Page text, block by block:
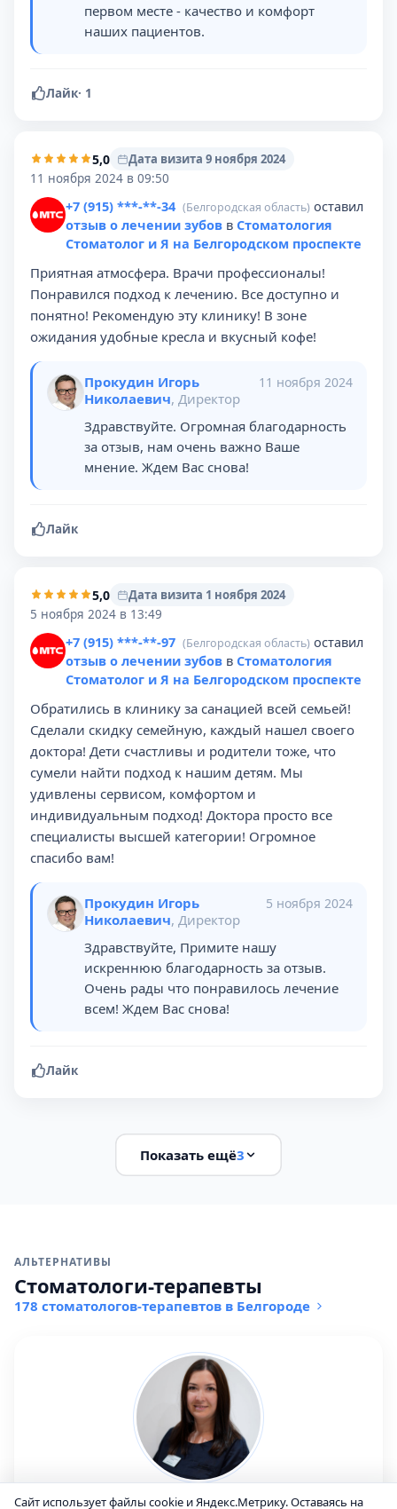
первом месте - качество и комфорт
наших пациентов.
Лайк· 1
5,0
Дата визита 9 ноября 2024
11 ноября 2024 в 09:50
+7 (915) ***-**-34 (Белгородская область) оставил
отзыв о лечении зубов в Стоматология
Стоматолог и Я на Белгородском проспекте
Приятная атмосфера. Врачи профессионалы!
Понравился подход к лечению. Все доступно и
понятно! Рекомендую эту клинику! В зоне
ожидания удобные кресла и вкусный кофе!
Прокудин Игорь
Николаевич, Директор
11 ноября 2024
Здравствуйте. Огромная благодарность
за отзыв, нам очень важно Ваше
мнение. Ждем Вас снова!
Лайк
5,0
Дата визита 1 ноября 2024
5 ноября 2024 в 13:49
+7 (915) ***-**-97 (Белгородская область) оставил
отзыв о лечении зубов в Стоматология
Стоматолог и Я на Белгородском проспекте
Обратились в клинику за санацией всей семьей!
Сделали скидку семейную, каждый нашел своего
доктора! Дети счастливы и родители тоже, что
сумели найти подход к нашим детям. Мы
удивлены сервисом, комфортом и
индивидуальным подход! Доктора просто все
специалисты высшей категории! Огромное
спасибо вам!
Прокудин Игорь
Николаевич, Директор
5 ноября 2024
Здравствуйте, Примите нашу
искреннюю благодарность за отзыв.
Очень рады что понравилось лечение
всем! Ждем Вас снова!
Лайк
Показать ещё3
АЛЬТЕРНАТИВЫ
Стоматологи-терапевты
178 стоматологов-терапевтов в Белгороде
Донец Марина Александровна
Сайт использует файлы cookie и Яндекс.Метрику. Оставаясь на